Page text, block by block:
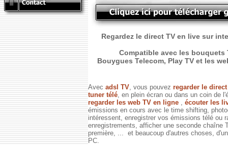
Regardez le direct TV en live sur
Compatible avec les bouquets
Bouygues Telecom, Play TV et les
Avec adsl TV , vous pouvez regarder le
tuner télé , en plein écran ou dans un coin de
regarder les web TV en ligne
écouter les
émissions en cours avec le time shifting,
intéressent, enregistrer vos émissions télé ou
enregistrements, afficher une seconde chaîne
première, ... et beaucoup d'autres choses,
PC.